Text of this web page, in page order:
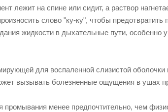
лежит на спине или сидит, а раствор
слово "ку-ку", чтобы предотвратить
жидкости в дыхательные пути, особенно
для воспаленной слизистой оболочки
вызывать болезненные ощущения в ушах
менее предпочтительно, чем